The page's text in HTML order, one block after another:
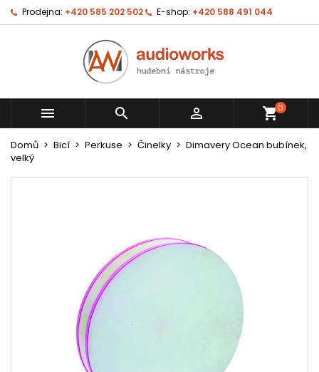
Prodejna: +420 585 202 502 E-shop: +420 588 491 044
   shopping_cart0
Domů Bicí Perkuse Činelky
Dimavery Ocean bubínek,
velký